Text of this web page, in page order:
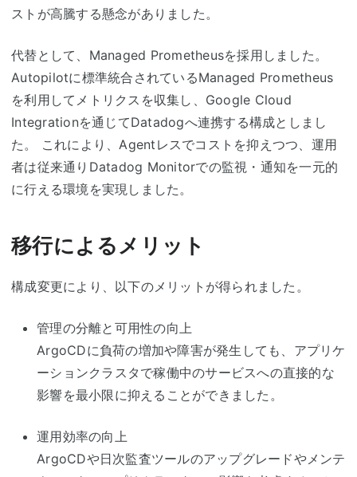
ストが高騰する懸念がありました。
代替として、Managed Prometheusを採用しました。
Autopilotに標準統合されているManaged Prometheus
を利用してメトリクスを収集し、Google Cloud
Integrationを通じてDatadogへ連携する構成としまし
た。 これにより、Agentレスでコストを抑えつつ、運用
者は従来通りDatadog Monitorでの監視・通知を一元的
に行える環境を実現しました。
移行によるメリット
構成変更により、以下のメリットが得られました。
管理の分離と可用性の向上
ArgoCDに負荷の増加や障害が発生しても、アプリケ
ーションクラスタで稼働中のサービスへの直接的な
影響を最小限に抑えることができました。
運用効率の向上
ArgoCDや日次監査ツールのアップグレードやメンテ